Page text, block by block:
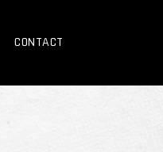
CONTACT